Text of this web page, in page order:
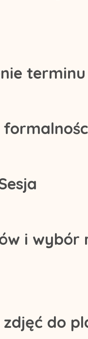
terminu
i wybór
do